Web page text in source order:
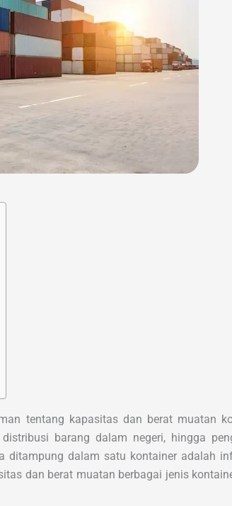
tentang kapasitas dan berat muatan
barang dalam negeri, hingga
ditampung dalam satu kontainer adalah
dan berat muatan berbagai jenis